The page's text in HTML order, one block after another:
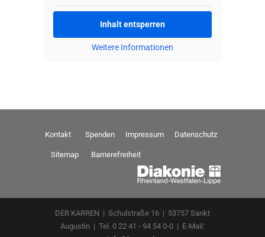
Inhalt entsperren
Weitere Informationen
Kontakt Spenden Impressum Datenschutz
Sitemap Barrierefreiheit
DER KARREN | Schulstraße 16 | 53757 Sankt
Augustin | Tel. 0 22 41 - 94 54 0-0 | E-Mail: